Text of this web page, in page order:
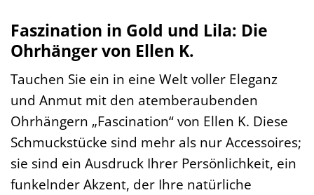
Faszination in Gold und Lila: Die
Ohrhänger von Ellen K.
Tauchen Sie ein in eine Welt voller Eleganz
und Anmut mit den atemberaubenden
Ohrhängern „Fascination“ von Ellen K. Diese
Schmuckstücke sind mehr als nur Accessoires;
sie sind ein Ausdruck Ihrer Persönlichkeit, ein
funkelnder Akzent, der Ihre natürliche